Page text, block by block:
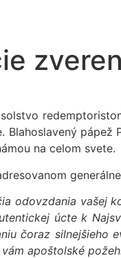
Blahoslavený
na celom svete.
odovzdania vašej
úcte k
čoraz silnejšieho
apoštolské